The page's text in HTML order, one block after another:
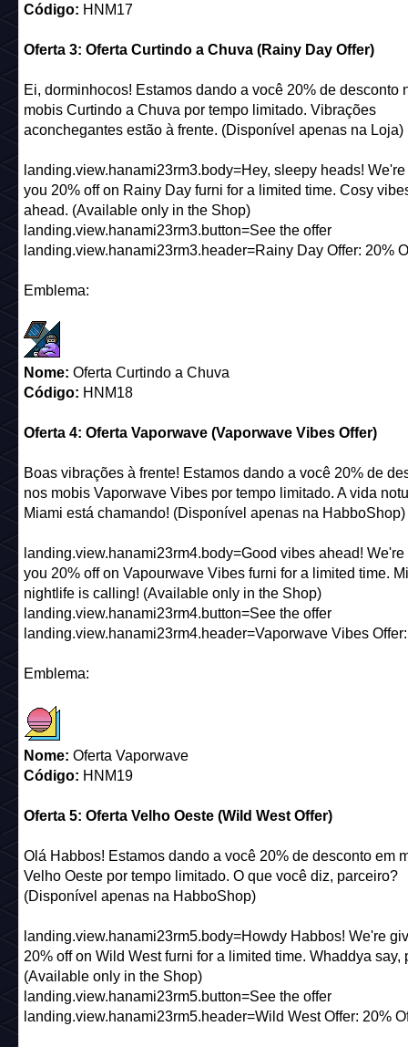
Código: HNM17
Oferta 3: Oferta Curtindo a Chuva (Rainy Day Offer)
Ei, dorminhocos! Estamos dando a você 20% de desconto
mobis Curtindo a Chuva por tempo limitado. Vibrações
aconchegantes estão à frente. (Disponível apenas na Loja)
landing.view.hanami23rm3.body=Hey, sleepy heads!
you 20% off on Rainy Day furni for a limited time. Cosy
ahead. (Available only in the Shop)
landing.view.hanami23rm3.button=See the offer
landing.view.hanami23rm3.header=Rainy Day Offer: 20%
Emblema:
Nome: Oferta Curtindo a Chuva
Código: HNM18
Oferta 4: Oferta Vaporwave (Vaporwave Vibes Offer)
Boas vibrações à frente! Estamos dando a você 20% de
nos mobis Vaporwave Vibes por tempo limitado. A vida
Miami está chamando! (Disponível apenas na HabboShop)
landing.view.hanami23rm4.body=Good vibes ahead!
you 20% off on Vapourwave Vibes furni for a limited time.
nightlife is calling! (Available only in the Shop)
landing.view.hanami23rm4.button=See the offer
landing.view.hanami23rm4.header=Vaporwave Vibes
Emblema:
Nome: Oferta Vaporwave
Código: HNM19
Oferta 5: Oferta Velho Oeste (Wild West Offer)
Olá Habbos! Estamos dando a você 20% de desconto em
Velho Oeste por tempo limitado. O que você diz, parceiro?
(Disponível apenas na HabboShop)
landing.view.hanami23rm5.body=Howdy Habbos! We're
20% off on Wild West furni for a limited time. Whaddya say,
(Available only in the Shop)
landing.view.hanami23rm5.button=See the offer
landing.view.hanami23rm5.header=Wild West Offer: 20%